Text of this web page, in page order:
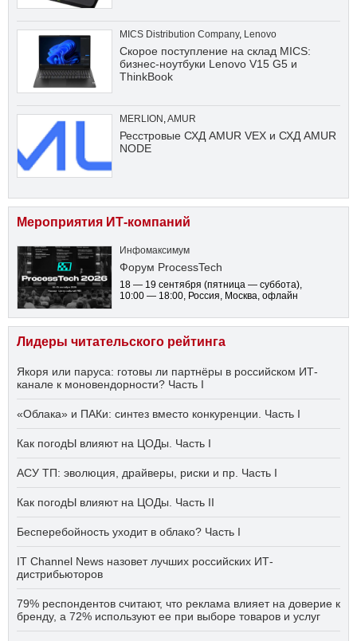
MICS Distribution Company, Lenovo
Скорое поступление на склад MICS:
бизнес-ноутбуки Lenovo V15 G5 и
ThinkBook
MERLION ,AMUR
Ресстровые СХД AMUR VEX и СХД AMUR
NODE
Мероприятия ИТ-компаний
Инфомаксимум
Форум ProcessTech
18 — 19 сентября (пятница — суббота),
10:00 — 18:00, Россия, Москва, офлайн
Лидеры читательского рейтинга
Якоря или паруса: готовы ли партнёры в российском ИТ-
канале к моновендорности? Часть I
«Облака» и ПАКи: синтез вместо конкуренции. Часть I
Как погодЫ влияют на ЦОДы. Часть I
АСУ ТП: эволюция, драйверы, риски и пр. Часть I
Как погодЫ влияют на ЦОДы. Часть II
Бесперебойность уходит в облако? Часть I
IT Channel News назовет лучших российских ИТ-
дистрибьюторов
79% респондентов считают, что реклама влияет на доверие к
бренду, а 72% используют ее при выборе товаров и услуг